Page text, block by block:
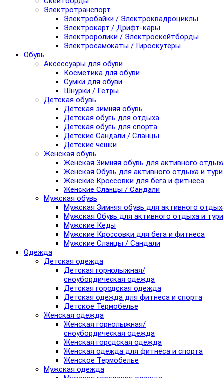
Электротранспорт
Электробайки / Электроквадроциклы
Электрокарт / Дрифт-кары
Электроролики / Электроскейтборды
Электросамокаты / Гироскутеры
Обувь
Аксессуары для обуви
Косметика для обуви
Сумки для обуви
Шнурки / Гетры
Детская обувь
Детская зимняя обувь
Детская обувь для отдыха
Детская обувь для спорта
Детские Сандали / Сланцы
Детские чешки
Женская обувь
Женская Зимняя обувь для активного
Женская Обувь для активного отдыха и
Женские Кроссовки для бега и фитнеса
Женские Сланцы / Сандали
Мужская обувь
Мужская Зимняя обувь для активного
Мужская Обувь для активного отдыха и
Мужские Кеды
Мужские Кроссовки для бега и фитнеса
Мужские Сланцы / Сандали
Одежда
Детская одежда
Детская горнолыжная/
сноубордическая одежда
Детская городская одежда
Детская одежда для фитнеса и спорта
Детское Термобелье
Женская одежда
Женская горнолыжная/
сноубордическая одежда
Женская городская одежда
Женская одежда для фитнеса и спорта
Женское Термобелье
Мужская одежда